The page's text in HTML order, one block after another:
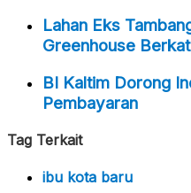
Lahan Eks
Greenhouse
BI Kaltim Dorong
Pembayaran
Tag Terkait
ibu kota baru